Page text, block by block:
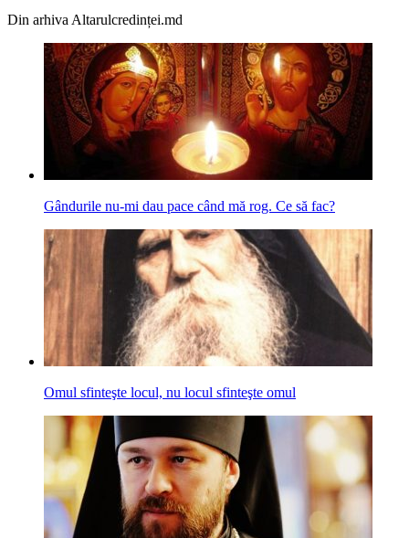
Din arhiva Altarulcredinței.md
Gândurile nu-mi dau pace când mă rog. Ce să fac?
Omul sfinteşte locul, nu locul sfinteşte omul